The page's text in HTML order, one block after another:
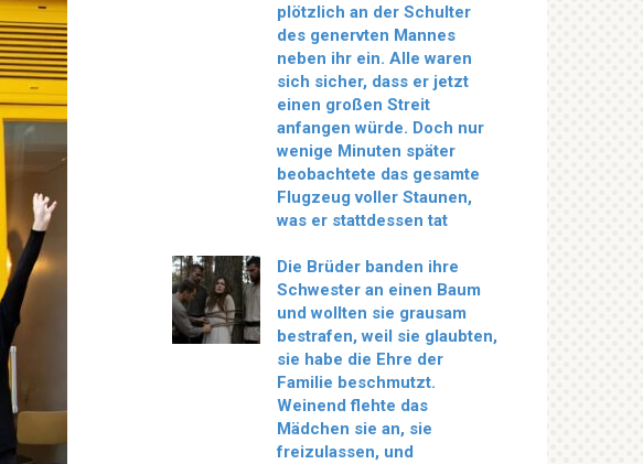
plötzlich an der Schulter
des genervten Mannes
neben ihr ein. Alle waren
sich sicher, dass er jetzt
einen großen Streit
anfangen würde. Doch nur
wenige Minuten später
beobachtete das gesamte
Flugzeug voller Staunen,
was er stattdessen tat
Die Brüder banden ihre
Schwester an einen Baum
und wollten sie grausam
bestrafen, weil sie glaubten,
sie habe die Ehre der
Familie beschmutzt.
Weinend flehte das
Mädchen sie an, sie
freizulassen, und